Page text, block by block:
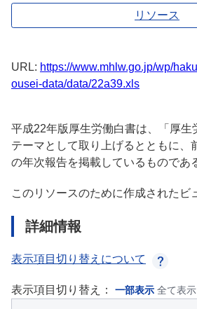
リソース
URL: https://www.mhlw.go.jp/wp/
ousei-data/data/22a39.xls
平成22年版厚生労働白書は、「厚生
テーマとして取り上げるとともに、
の年次報告を掲載しているものであ
このリソースのために作成されたビ
詳細情報
表示項目切り替えについて
表示項目切り替え： 一部表示 全て表示